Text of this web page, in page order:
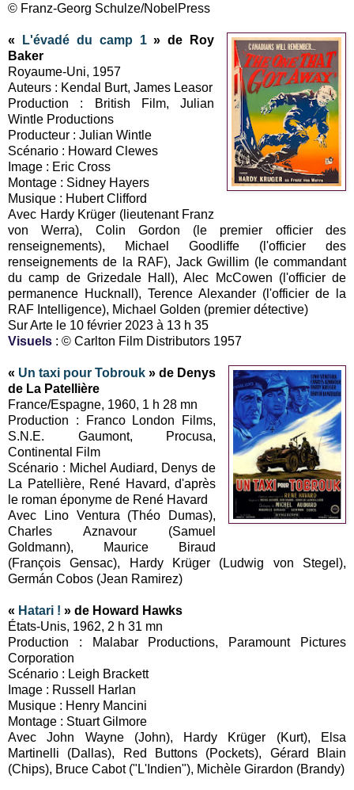
© Franz-Georg Schulze/NobelPress
« L'évadé du camp 1» de Roy
Baker
Royaume-Uni, 1957
Auteurs : Kendal Burt, James Leasor
Production : British Film, Julian
Wintle Productions
Producteur : Julian Wintle
Scénario : Howard Clewes
Image : Eric Cross
Montage : Sidney Hayers
Musique : Hubert Clifford
Avec Hardy Krüger (lieutenant Franz
von Werra), Colin Gordon (le premier officier des
renseignements), Michael Goodliffe (l'officier des
renseignements de la RAF), Jack Gwillim (le commandant
du camp de Grizedale Hall), Alec McCowen (l'officier de
permanence Hucknall), Terence Alexander (l'officier de la
RAF Intelligence), Michael Golden (premier détective)
Sur Arte le 10 février 2023 à 13 h 35
Visuels : © Carlton Film Distributors 1957
« Un taxi pour Tobrouk » de Denys
de La Patellière
France/Espagne, 1960, 1 h 28 mn
Production : Franco London Films,
S.N.E. Gaumont, Procusa,
Continental Film
Scénario : Michel Audiard, Denys de
La Patellière, René Havard, d'après
le roman éponyme de René Havard
Avec Lino Ventura (Théo Dumas),
Charles Aznavour (Samuel
Goldmann), Maurice Biraud
(François Gensac), Hardy Krüger (Ludwig von Stegel),
Germán Cobos (Jean Ramirez)
« Hatari ! » de Howard Hawks
États-Unis, 1962, 2 h 31 mn
Production : Malabar Productions, Paramount Pictures
Corporation
Scénario : Leigh Brackett
Image : Russell Harlan
Musique : Henry Mancini
Montage : Stuart Gilmore
Avec John Wayne (John), Hardy Krüger (Kurt), Elsa
Martinelli (Dallas), Red Buttons (Pockets), Gérard Blain
(Chips), Bruce Cabot ("L'Indien"), Michèle Girardon (Brandy)